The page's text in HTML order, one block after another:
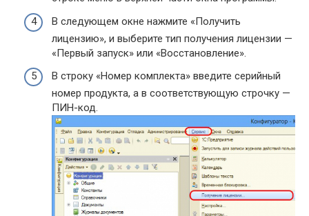
В следующем окне нажмите «Получить
лицензию», и выберите тип получения лицензии —
«Первый запуск» или «Восстановление».
В строку «Номер комплекта» введите серийный
номер продукта, а в соответствующую строчку —
ПИН-код.